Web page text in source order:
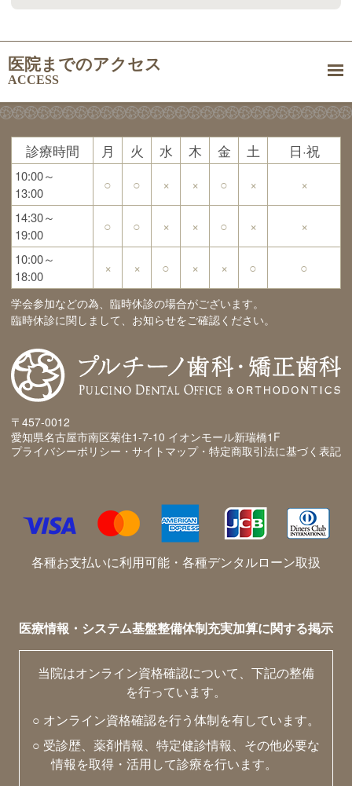
医院までのアクセス
ACCESS
診療時間 月 火 水 木 金 土 日·祝
10:00～
13:00
○ ○ × × ○ × ×
14:30～
19:00
○ ○ × × ○ × ×
10:00～
18:00
× × ○ × × ○ ○
学会参加などの為、臨時休診の場合がございます。
臨時休診に関しまして、お知らせをご確認ください。
〒457-0012
愛知県名古屋市南区菊住1-7-10 イオンモール新瑞橋1F
プライバシーポリシー・サイトマップ・特定商取引法に基づく表記
各種お支払いに利用可能・各種デンタルローン取扱
医療情報・システム基盤整備体制充実加算に関する掲示
当院はオンライン資格確認について、下記の整備
を行っています。
○ オンライン資格確認を行う体制を有しています。
○ 受診歴、薬剤情報、特定健診情報、その他必要な
情報を取得・活用して診療を行います。